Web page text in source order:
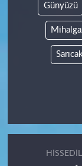
Günyüzü